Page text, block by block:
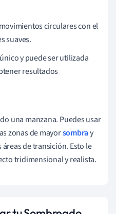
circulares con el
suaves.
y puede ser utilizada
resultados
una manzana. Puedes usar
zonas de mayorsombray
de transición. Esto le
tridimensional y realista.